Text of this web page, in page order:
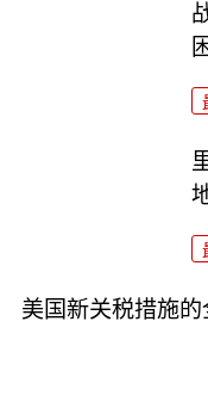
美国新关税措施